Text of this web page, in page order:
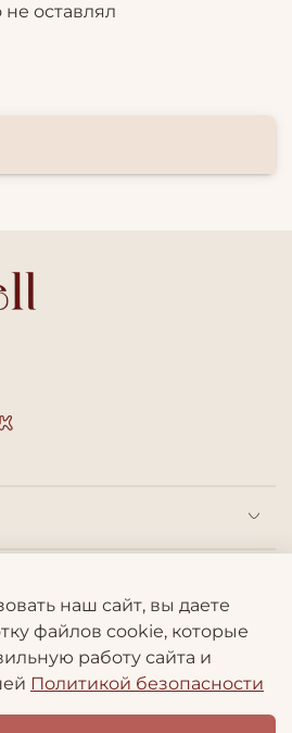
оставлял
наш сайт, вы даете
файлов cookie, которые
работу сайта и
Политикой безопасности